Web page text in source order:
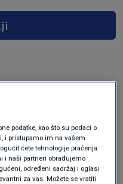
podatke, kao što su podaci o
i pristupamo im na vašem
ćete tehnologije praćenja
i naši partneri obrađujemo
određeni sadržaj i oglasi
za vas. Možete se vratiti